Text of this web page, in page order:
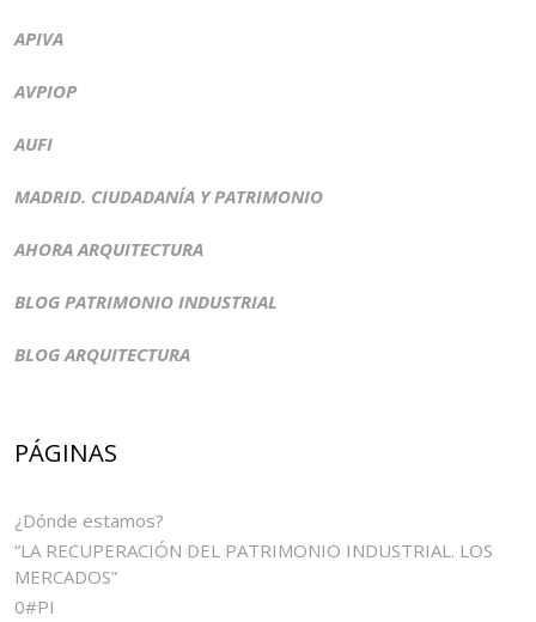
APIVA
AVPIOP
AUFI
MADRID. CIUDADANÍA Y PATRIMONIO
AHORA ARQUITECTURA
BLOG PATRIMONIO INDUSTRIAL
BLOG ARQUITECTURA
PÁGINAS
¿Dónde estamos?
“LA RECUPERACIÓN DEL PATRIMONIO INDUSTRIAL. LOS
MERCADOS”
0#PI